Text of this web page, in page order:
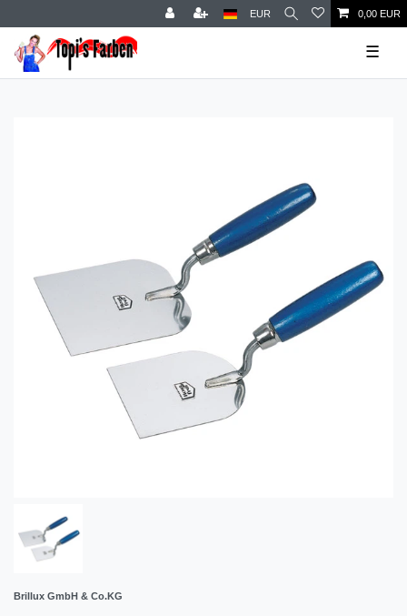
EUR 0,00 EUR
☰
Brillux GmbH & Co.KG